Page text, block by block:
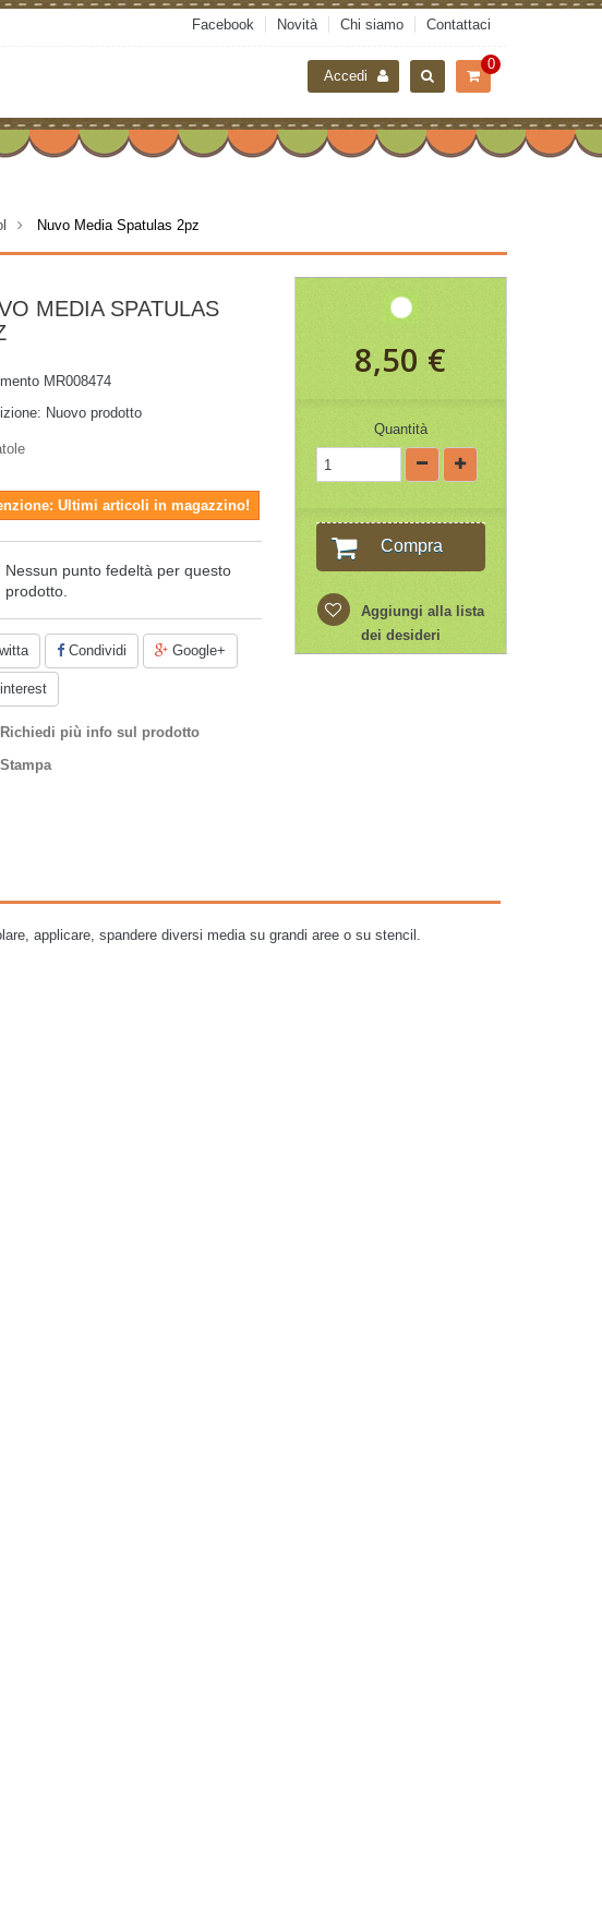
Facebook Novità Chi siamo Contattaci
0
Accedi
> Nuvo Media Spatulas 2pz
MEDIA SPATULAS
MR008474
Nuovo prodotto
Ultimi articoli in magazzino!
Nessun punto fedeltà per questo
prodotto.
Condividi Google+
Richiedi più info sul prodotto
Stampa
8,50 €
Quantità
Compra
Aggiungi alla lista
dei desideri
applicare, spandere diversi media su grandi aree o su stencil.